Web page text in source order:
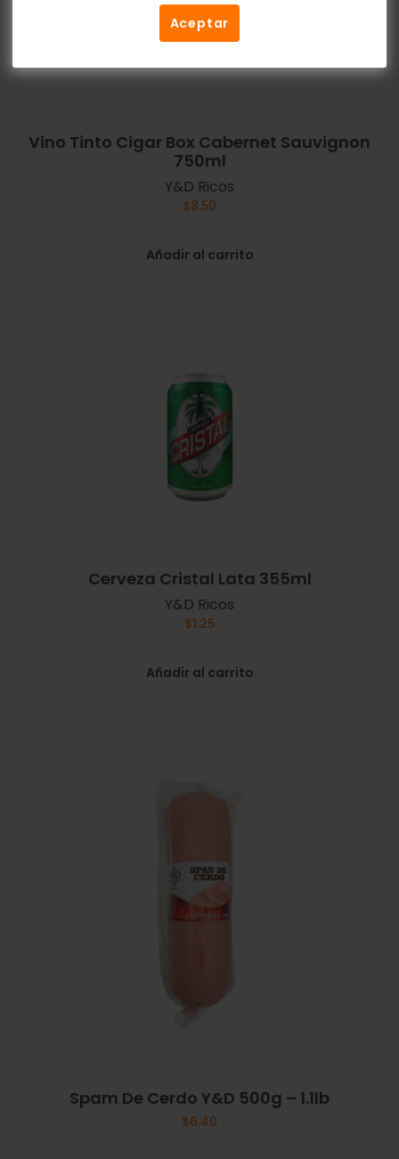
Aceptar
Vino Tinto Cigar Box Cabernet Sauvignon
750ml
Y&D Ricos
$8.50
Añadir al carrito
Cerveza Cristal Lata 355ml
Y&D Ricos
$1.25
Añadir al carrito
Spam De Cerdo Y&D 500g – 1.1lb
$6.40